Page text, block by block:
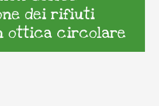
dei rifiuti
ottica circolare